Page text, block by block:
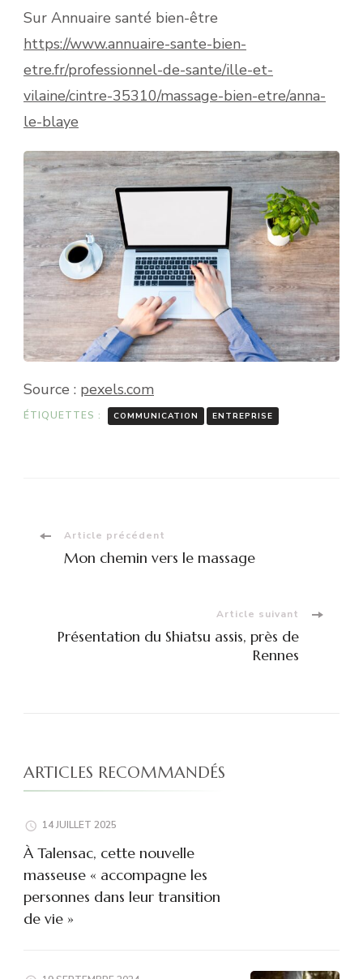
Sur Annuaire santé bien-être
https://www.annuaire-sante-bien-
etre.fr/professionnel-de-sante/ille-et-
vilaine/cintre-35310/massage-bien-etre/anna-
le-blaye
Source : pexels.com
ÉTIQUETTES : COMMUNICATION ENTREPRISE
Navigation
Article précédent
Mon chemin vers le massage
Article suivant
Présentation du Shiatsu assis, près de
Rennes
ARTICLES RECOMMANDÉS
14 JUILLET 2025
À Talensac, cette nouvelle
masseuse « accompagne les
personnes dans leur transition
de vie »